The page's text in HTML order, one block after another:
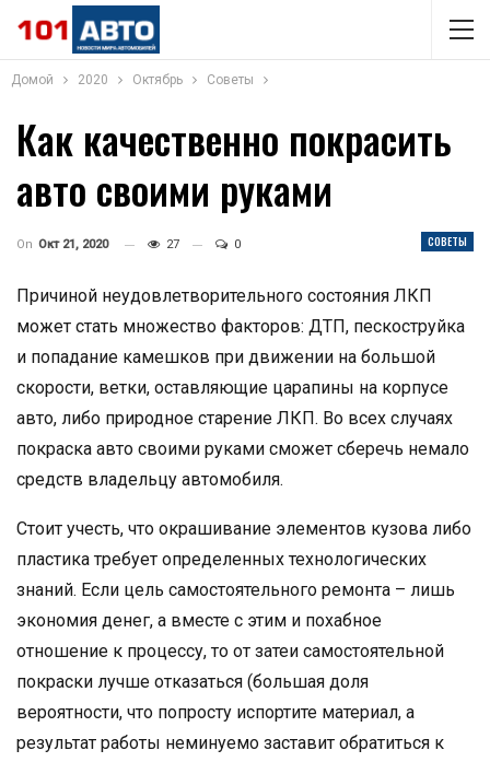
Домой 2020 Октябрь Советы
Как качественно покрасить
авто своими руками
СОВЕТЫ
On Окт 21, 2020 27 0
Причиной неудовлетворительного состояния ЛКП
может стать множество факторов: ДТП, пескоструйка
и попадание камешков при движении на большой
скорости, ветки, оставляющие царапины на корпусе
авто, либо природное старение ЛКП. Во всех случаях
покраска авто своими руками сможет сберечь немало
средств владельцу автомобиля.
Стоит учесть, что окрашивание элементов кузова либо
пластика требует определенных технологических
знаний. Если цель самостоятельного ремонта – лишь
экономия денег, а вместе с этим и похабное
отношение к процессу, то от затеи самостоятельной
покраски лучше отказаться (большая доля
вероятности, что попросту испортите материал, а
результат работы неминуемо заставит обратиться к